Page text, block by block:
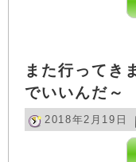
また行ってき
でいいんだ～
2018年2月19日